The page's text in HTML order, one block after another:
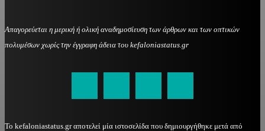
Απαγορεύεται η μερική ή ολική αναδημοσίευση των άρθρων και των οπτικών
πολυμέσων χωρίς την έγγραφη άδεια του kefaloniastatus.gr
Το kefaloniastatus.gr αποτελεί μία ιστοσελίδα που δημιουργήθηκε μετά από